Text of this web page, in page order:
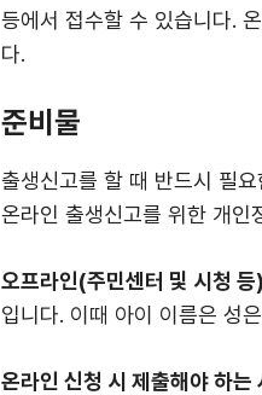
등에서 접수할 수 있습니다.
다.
준비물
출생신고를 할 때 반드시 필
온라인 출생신고를 위한 개
오프라인(주민센터 및 시청
입니다. 이때 아이 이름은 성
온라인 신청 시 제출해야 하는